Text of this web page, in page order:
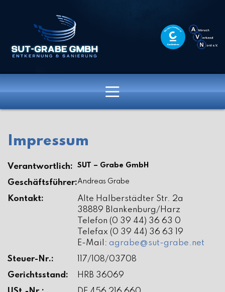
Impressum
Verantwortlich: SUT – Grabe GmbH
Geschäftsführer:Andreas Grabe
Kontakt:
Alte Halberstädter Str. 2a
38889 Blankenburg/Harz
Telefon (0 39 44) 36 63 0
Telefax (0 39 44) 36 63 19
E-Mail: agrabe@sut-grabe.net
Steuer-Nr.:
117/108/03708
Gerichtsstand:
HRB 36069